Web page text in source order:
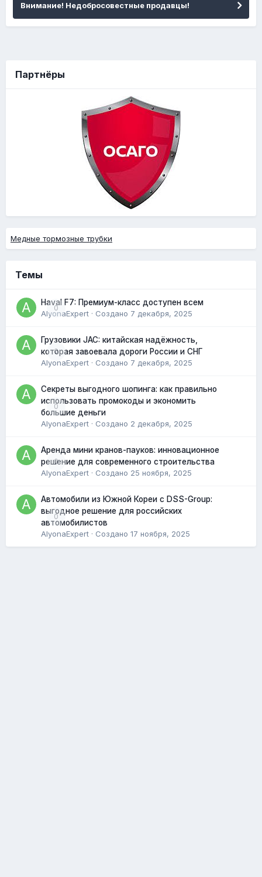
Внимание! Недобросовестные продавцы!
Партнёры
Медные тормозные трубки
Темы
0
Haval F7: Премиум-класс доступен всем
AlyonaExpert · Создано 7 декабря, 2025
0
Грузовики JAC: китайская надёжность,
которая завоевала дороги России и СНГ
AlyonaExpert · Создано 7 декабря, 2025
0
Секреты выгодного шопинга: как правильно
использовать промокоды и экономить
большие деньги
AlyonaExpert · Создано 2 декабря, 2025
0
Аренда мини кранов-пауков: инновационное
решение для современного строительства
AlyonaExpert · Создано 25 ноября, 2025
0
Автомобили из Южной Кореи с DSS-Group:
выгодное решение для российских
автомобилистов
AlyonaExpert · Создано 17 ноября, 2025